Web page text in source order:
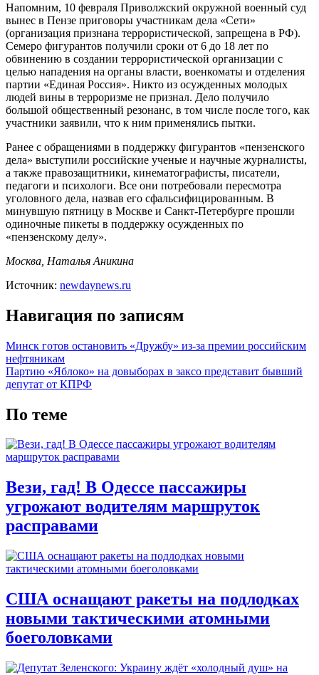
Напомним, 10 февраля Приволжский окружной военный суд
вынес в Пензе приговоры участникам дела «Сети»
(организация признана террористической, запрещена в РФ).
Семеро фигурантов получили сроки от 6 до 18 лет по
обвинению в создании террористической организации с
целью нападения на органы власти, военкоматы и отделения
партии «Единая Россия». Никто из осужденных молодых
людей вины в терроризме не признал. Дело получило
большой общественный резонанс, в том числе после того, как
участники заявили, что к ним применялись пытки.
Ранее с обращениями в поддержку фигурантов «пензенского
дела» выступили российские ученые и научные журналисты,
а также правозащитники, кинематографисты, писатели,
педагоги и психологи. Все они потребовали пересмотра
уголовного дела, назвав его сфальсифицированным. В
минувшую пятницу в Москве и Санкт-Петербурге прошли
одиночные пикеты в поддержку осужденных по
«пензенскому делу».
Москва, Наталья Аникина
Источник: newdaynews.ru
Навигация по записям
Минск готов остановить «Дружбу» из-за премии российским
нефтяникам
Партию «Яблоко» на довыборах в заксо представит бывший
депутат от КПРФ
По теме
Вези, гад! В Одессе пассажиры
угрожают водителям маршруток
расправами
США оснащают ракеты на подлодках
новыми тактическими атомными
боеголовками